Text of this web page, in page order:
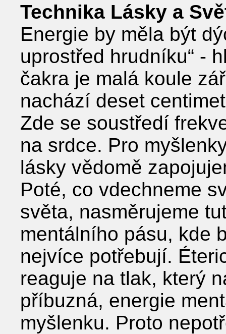
Technika Lásky a
Energie by měla být
uprostřed hrudníku“ -
čakra je malá koule
nachází deset
Zde se soustředí
na srdce. Pro
lásky vědomě
Poté, co vdechneme
světa, nasměrujeme
mentálního pásu, kde
nejvíce potřebují.
reaguje na tlak, který
příbuzná, energie
myšlenku. Proto